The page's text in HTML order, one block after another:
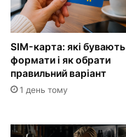
SIM-карта: які бувають
формати і як обрати
правильний варіант
1 день тому